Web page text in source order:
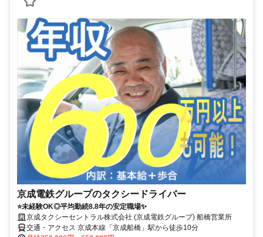
京成電鉄グループのタクシードライバー
⭐未経験OK◎平均勤続8.8年の安定職場✨
京成タクシーセントラル株式会社 (京成電鉄グループ) 船橋営業所
交通・アクセス 京成本線「京成船橋」駅から徒歩10分